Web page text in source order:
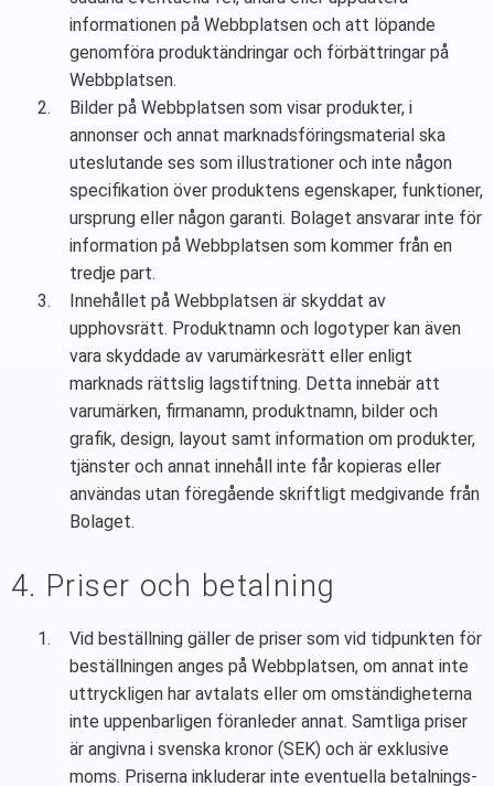
informationen på Webbplatsen och att löpande
genomföra produktändringar och förbättringar på
Webbplatsen.
Bilder på Webbplatsen som visar produkter, i
annonser och annat marknadsföringsmaterial ska
uteslutande ses som illustrationer och inte någon
specifikation över produktens egenskaper, funktioner,
ursprung eller någon garanti. Bolaget ansvarar inte för
information på Webbplatsen som kommer från en
tredje part.
Innehållet på Webbplatsen är skyddat av
upphovsrätt. Produktnamn och logotyper kan även
vara skyddade av varumärkesrätt eller enligt
marknads rättslig lagstiftning. Detta innebär att
varumärken, firmanamn, produktnamn, bilder och
grafik, design, layout samt information om produkter,
tjänster och annat innehåll inte får kopieras eller
användas utan föregående skriftligt medgivande från
Bolaget.
4. Priser och betalning
Vid beställning gäller de priser som vid tidpunkten för
beställningen anges på Webbplatsen, om annat inte
uttryckligen har avtalats eller om omständigheterna
inte uppenbarligen föranleder annat. Samtliga priser
är angivna i svenska kronor (SEK) och är exklusive
moms. Priserna inkluderar inte eventuella betalnings-